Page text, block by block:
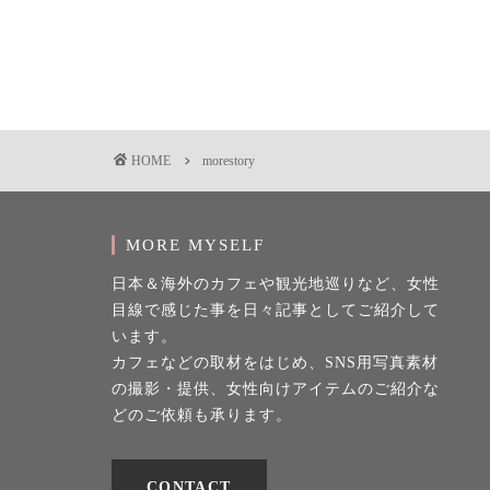
HOME morestory
MORE MYSELF
日本＆海外のカフェや観光地巡りなど、女性
目線で感じた事を日々記事としてご紹介して
います。
カフェなどの取材をはじめ、SNS用写真素材
の撮影・提供、女性向けアイテムのご紹介な
どのご依頼も承ります。